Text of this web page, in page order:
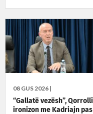
08 GUS 2026 |
“Gallatë vezësh”, Qorrolli
ironizon me Kadriajn pas